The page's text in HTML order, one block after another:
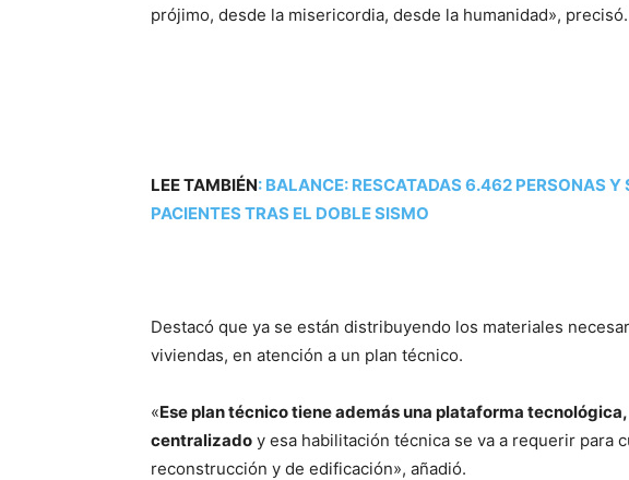
prójimo, desde la misericordia, desde la humanidad», precisó.
LEE TAMBIÉN: BALANCE: RESCATADAS 6.462 PERSONAS
PACIENTES TRAS EL DOBLE SISMO
Destacó que ya se están distribuyendo los materiales
viviendas, en atención a un plan técnico.
«Ese plan técnico tiene además una plataforma
centralizado y esa habilitación técnica se va a requerir para
reconstrucción y de edificación», añadió.